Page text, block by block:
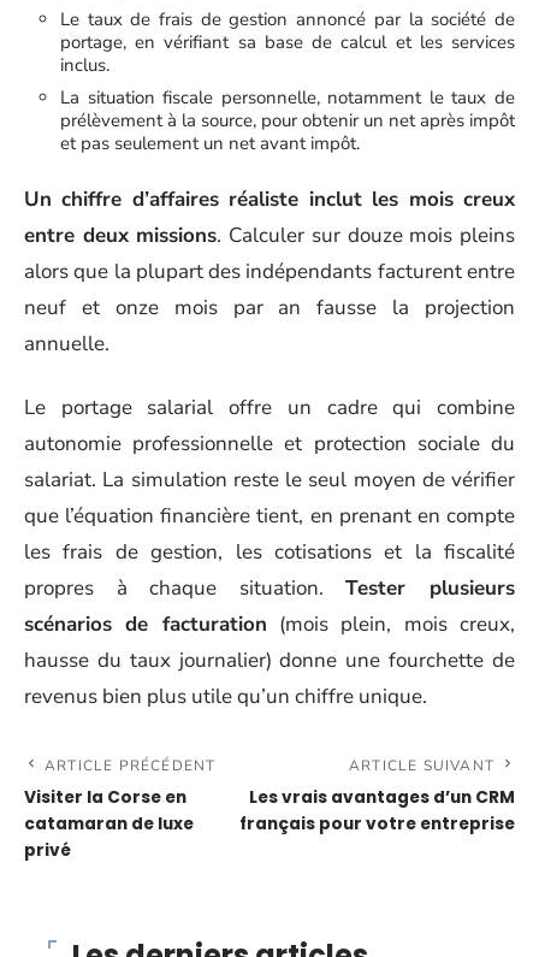
Le taux de frais de gestion annoncé par la société de
portage, en vérifiant sa base de calcul et les services
inclus.
La situation fiscale personnelle, notamment le taux de
prélèvement à la source, pour obtenir un net après impôt
et pas seulement un net avant impôt.
Un chiffre d’affaires réaliste inclut les mois creux
entre deux missions. Calculer sur douze mois pleins
alors que la plupart des indépendants facturent entre
neuf et onze mois par an fausse la projection
annuelle.
Le portage salarial offre un cadre qui combine
autonomie professionnelle et protection sociale du
salariat. La simulation reste le seul moyen de vérifier
que l’équation financière tient, en prenant en compte
les frais de gestion, les cotisations et la fiscalité
propres à chaque situation.Tester plusieurs
scénarios de facturation (mois plein, mois creux,
hausse du taux journalier) donne une fourchette de
revenus bien plus utile qu’un chiffre unique.
ARTICLE PRÉCÉDENT
Visiter la Corse en
catamaran de luxe
privé
ARTICLE SUIVANT
Les vrais avantages d’un CRM
français pour votre entreprise